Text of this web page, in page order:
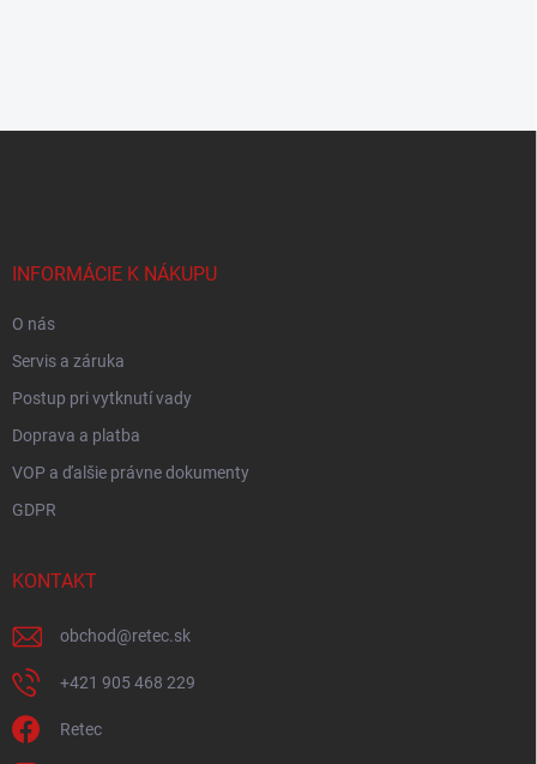
INFORMÁCIE K NÁKUPU
O nás
Servis a záruka
Postup pri vytknutí vady
Doprava a platba
VOP a ďalšie právne dokumenty
GDPR
KONTAKT
obchod@retec.sk
+421 905 468 229
Retec